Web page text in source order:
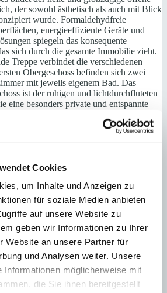
Cookies
um Inhalte und Anzeigen zu
für soziale Medien anbieten
auf unsere Website zu
geben wir Informationen zu Ihrer
Website an unsere Partner für
und Analysen weiter. Unsere
Informationen möglicherweise mit
die Sie ihnen bereitgestellt
der sowohl ästhetisch als auch mit Blick
wurde. Formaldehydfreie
energieeffiziente Geräte und
spiegeln das konsequente
sich durch die gesamte Immobilie zieht.
Treppe verbindet die verschiedenen
Obergeschoss befinden sich zwei
mit jeweils eigenem Bad. Das
ist der ruhigen und lichtdurchfluteten
eine besonders private und entspannte
Bio-Latex ausgestattet.
ist die 46 m² große Dachterrasse mit
von Felanitx bis hin zum Hauptplatz
Dächern der Stadt.
Neubau